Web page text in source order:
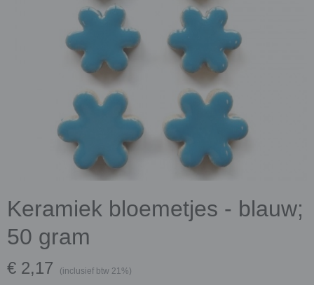
Keramiek bloemetjes - blauw;
50 gram
€ 2,17 (inclusief btw 21%)